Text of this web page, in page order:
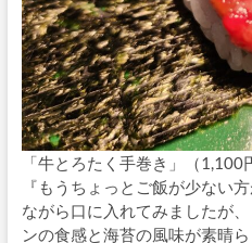
「牛とろたく手巻き」（1,100
『もうちょっとご飯が少ない
ながら口に入れてみましたが
ンの食感と海苔の風味が素晴